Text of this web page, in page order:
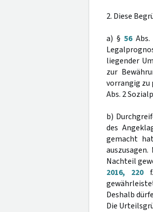
2. Diese
a) § 56Abs.
liegender
zur
vorrangig zu
Abs. 2
b)
des
gemacht
Nachteil
2016, 220f.
Deshalb
Die